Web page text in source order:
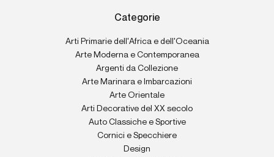
Categorie
Arti Primarie dell'Africa e dell'Oceania
Arte Moderna e Contemporanea
Argenti da Collezione
Arte Marinara e Imbarcazioni
Arte Orientale
Arti Decorative del XX secolo
Auto Classiche e Sportive
Cornici e Specchiere
Design